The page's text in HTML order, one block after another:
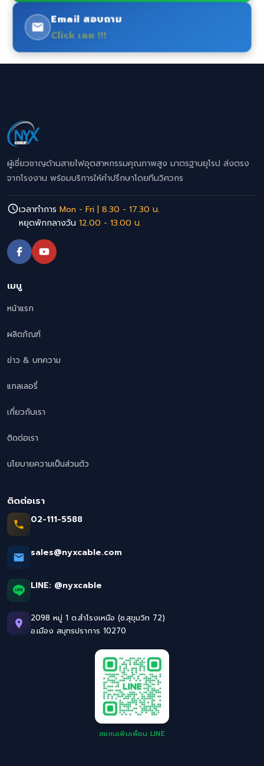
Email สอบถาม
Click เลย !!!
ผู้เชี่ยวชาญด้านสายไฟอุตสาหกรรมคุณภาพสูง มาตรฐานยุโรป ส่งตรง
จากโรงงาน พร้อมบริการให้คำปรึกษาโดยทีมวิศวกร
เวลาทำการ Mon - Fri | 8.30 - 17.30 น.
หยุดพักกลางวัน 12.00 - 13.00 น.
เมนู
หน้าแรก
ผลิตภัณฑ์
ข่าว & บทความ
แกลเลอรี่
เกี่ยวกับเรา
ติดต่อเรา
นโยบายความเป็นส่วนตัว
ติดต่อเรา
02-111-5588
sales@nyxcable.com
LINE: @nyxcable
2098 หมู่ 1 ต.สำโรงเหนือ (ซ.สุขุมวิท 72)
อ.เมือง สมุทรปราการ 10270
สแกนเพิ่มเพื่อน LINE